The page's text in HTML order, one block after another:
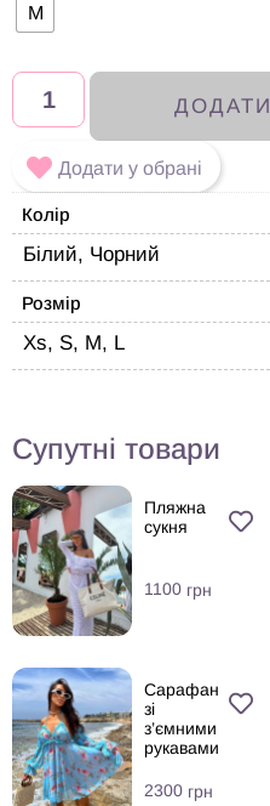
M
ДОДАТИ
Додати у обрані
Колір
Білий, Чорний
Розмір
Xs, S, M, L
Супутні товари
Пляжна
сукня
1100 грн
Сарафан
зі
з’ємними
рукавами
2300 грн